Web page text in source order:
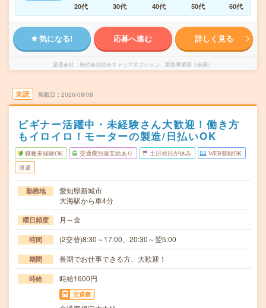
20代
30代 40代 50代 60代
気になる! 応募へ進む 詳しく見る
派遣会社 株式会社綜合キャリアオプション 製造事業部（全国）
未読 掲載日 2026/08/08
ビギナー活躍中・未経験さん大歓迎！働き方
もイロイロ！モーターの製造/日払いOK
職種未経験OK 交通費別途支給あり 土日祝日が休み WEB登録OK
派遣
勤務地
愛知県新城市
大海駅から車4分
曜日頻度 月～金
時間 (2交替)8:30～17:00、20:30～翌5:00
期間 長期でお仕事できる方、大歓迎！
時給 時給1600円
交通費